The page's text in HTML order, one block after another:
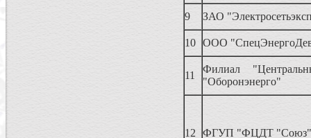
9 ЗАО
10 ООО
11
Филиал
"Оборонэнерго"
12 ФГУП "ФЦДТ "Союз"